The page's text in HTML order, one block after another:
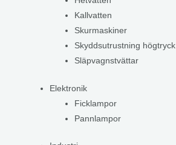
Kallvatten
Skurmaskiner
Skyddsutrustning högtryck
Släpvagnstvättar
Elektronik
Ficklampor
Pannlampor